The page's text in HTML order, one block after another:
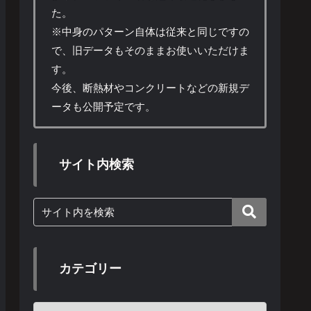
た。
※中身のパターン自体は従来と同じですの
で、旧データもそのままお使いいただけま
す。
今後、断熱材やコンクリートなどの新規デ
ータも公開予定です。
サイト内検索
カテゴリー